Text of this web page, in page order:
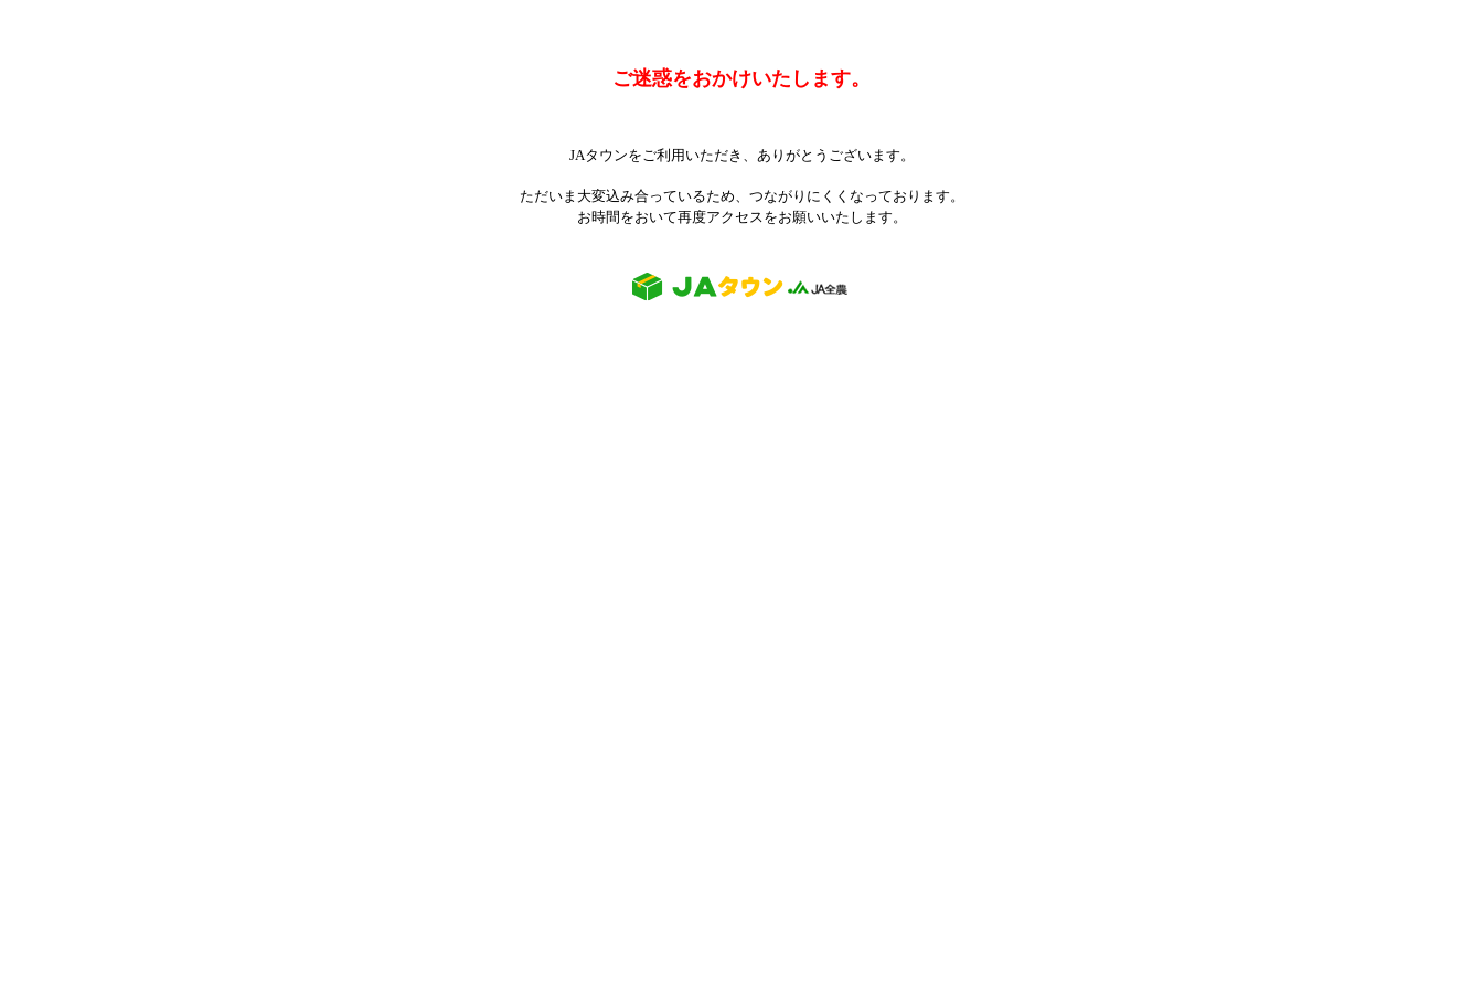
ご迷惑をおかけいたします。
JAタウンをご利用いただき、ありがとうございます。
ただいま大変込み合っているため、つながりにくくなっております。
お時間をおいて再度アクセスをお願いいたします。